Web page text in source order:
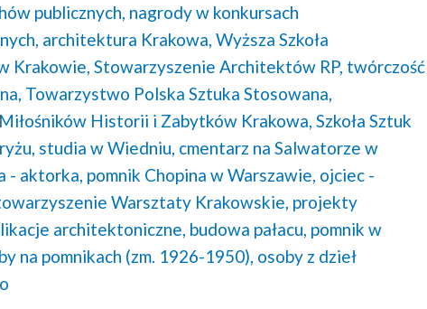
publicznych, nagrody w konkursach
architektura Krakowa, Wyższa Szkoła
Krakowie, Stowarzyszenie Architektów RP, twórczość
Towarzystwo Polska Sztuka Stosowana,
Historii i Zabytków Krakowa, Szkoła Sztuk
studia w Wiedniu, cmentarz na Salwatorze w
- aktorka, pomnik Chopina w Warszawie, ojciec -
Warsztaty Krakowskie, projekty
architektoniczne, budowa pałacu, pomnik w
na pomnikach (zm. 1926-1950), osoby z dzieł